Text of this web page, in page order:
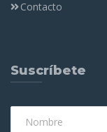
Contacto
Suscríbete